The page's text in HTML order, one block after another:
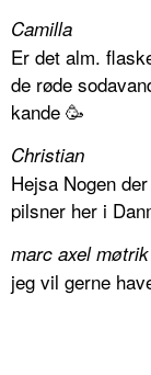
Camilla
Er det alm.
de røde
kande 🥳
Christian
Hejsa Nogen
pilsner her i
marc axel møtrik
jeg vil gerne